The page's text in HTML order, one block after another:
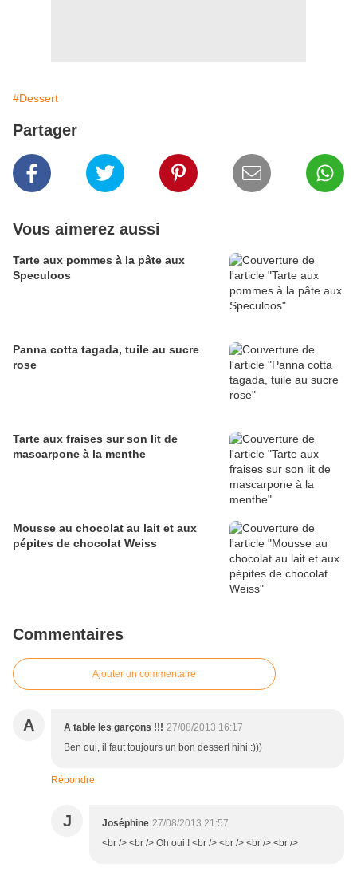
#Dessert
Partager
Vous aimerez aussi
Tarte aux pommes à la pâte aux
Speculoos
Panna cotta tagada, tuile au sucre
rose
Tarte aux fraises sur son lit de
mascarpone à la menthe
Mousse au chocolat au lait et aux
pépites de chocolat Weiss
Commentaires
Ajouter un commentaire
A A table les garçons !!! 27/08/2013 16:17
Ben oui, il faut toujours un bon dessert hihi :)))
Répondre
J Joséphine 27/08/2013 21:57
<br /> <br /> Oh oui ! <br /> <br /> <br /> <br />